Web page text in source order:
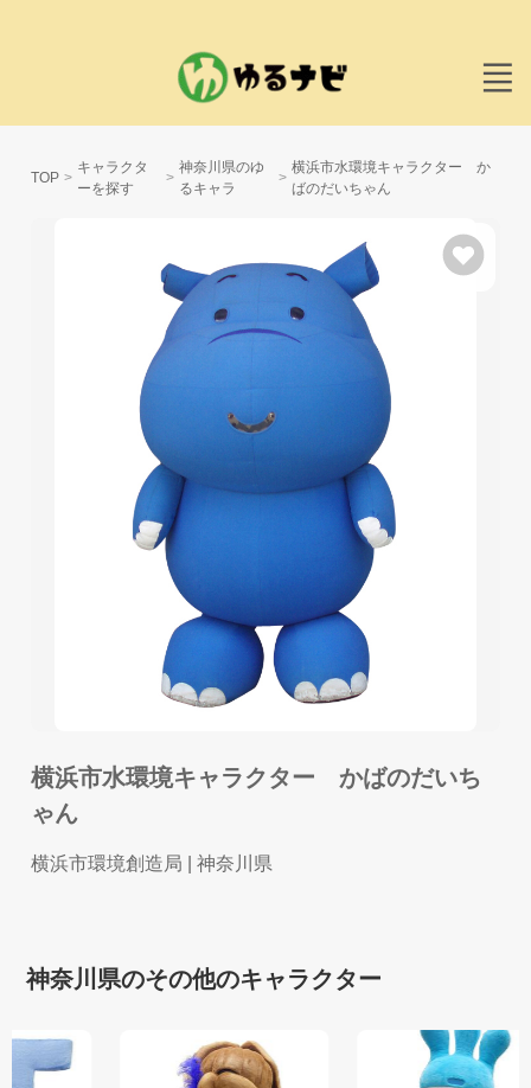
TOP
キャラクタ
ーを探す
神奈川県のゆ
るキャラ
横浜市水環境キャラクター か
ばのだいちゃん
横浜市水環境キャラクター かばのだいち
ゃん
横浜市環境創造局 | 神奈川県
神奈川県のその他のキャラクター